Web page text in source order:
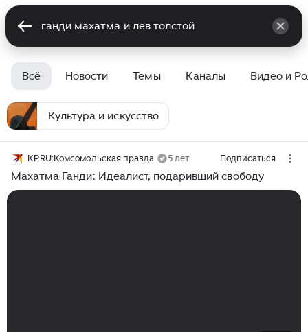
Всё Новости Темы Каналы Видео и
Культура и искусство
KP.RU:Комсомольская правда 5 лет Подписаться
Махатма Ганди: Идеалист, подаривший свободу